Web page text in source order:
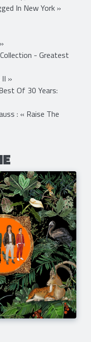
In New York »
- Greatest
»
Of 30 Years:
: « Raise The